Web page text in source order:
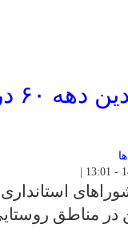
روستاها